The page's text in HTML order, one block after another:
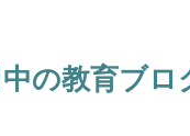
の教育ブロ